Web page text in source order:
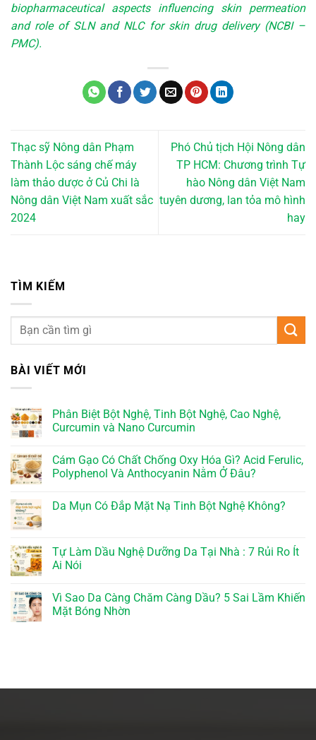
biopharmaceutical aspects influencing skin permeation
and role of SLN and NLC for skin drug delivery (NCBI –
PMC).
Thạc sỹ Nông dân Phạm
Thành Lộc sáng chế máy
làm thảo dược ở Củ Chi là
Nông dân Việt Nam xuất sắc
2024
Phó Chủ tịch Hội Nông dân
TP HCM: Chương trình Tự
hào Nông dân Việt Nam
tuyên dương, lan tỏa mô hình
hay
TÌM KIẾM
BÀI VIẾT MỚI
Phân Biệt Bột Nghệ, Tinh Bột Nghệ, Cao Nghệ,
Curcumin và Nano Curcumin
Cám Gạo Có Chất Chống Oxy Hóa Gì? Acid Ferulic,
Polyphenol Và Anthocyanin Nằm Ở Đâu?
Da Mụn Có Đắp Mặt Nạ Tinh Bột Nghệ Không?
Tự Làm Dầu Nghệ Dưỡng Da Tại Nhà : 7 Rủi Ro Ít
Ai Nói
Vì Sao Da Càng Chăm Càng Dầu? 5 Sai Lầm Khiến
Mặt Bóng Nhờn